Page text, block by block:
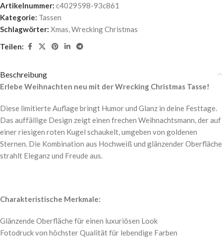
Artikelnummer: c4029598-93c861
Kategorie: Tassen
Schlagwörter: Xmas,Wrecking Christmas
Teilen:
Beschreibung
Erlebe Weihnachten neu mit der Wrecking Christmas Tasse!
Diese limitierte Auflage bringt Humor und Glanz in deine Festtage.
Das auffällige Design zeigt einen frechen Weihnachtsmann, der auf
einer riesigen roten Kugel schaukelt, umgeben von goldenen
Sternen. Die Kombination aus Hochweiß und glänzender Oberfläche
strahlt Eleganz und Freude aus.
Charakteristische Merkmale:
Glänzende Oberfläche für einen luxuriösen Look
Fotodruck von höchster Qualität für lebendige Farben